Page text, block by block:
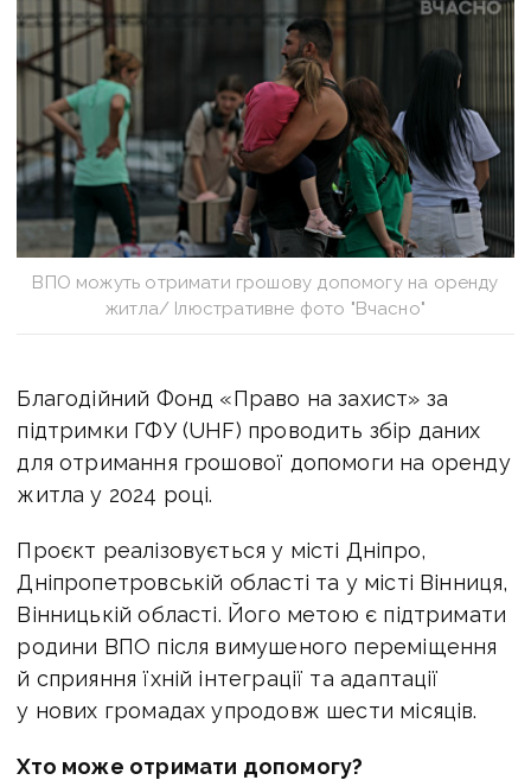
ВПО можуть отримати грошову допомогу на оренду
житла/ Ілюстративне фото "Вчасно"
Благодійний Фонд «Право на захист» за
підтримки ГФУ (UHF) проводить збір даних
для отримання грошової допомоги на оренду
житла у 2024 році.
Проєкт реалізовується у місті Дніпро,
Дніпропетровській області та у місті Вінниця,
Вінницькій області. Його метою є підтримати
родини ВПО після вимушеного переміщення
й сприяння їхній інтеграції та адаптації
у нових громадах упродовж шести місяців.
Хто може отримати допомогу?